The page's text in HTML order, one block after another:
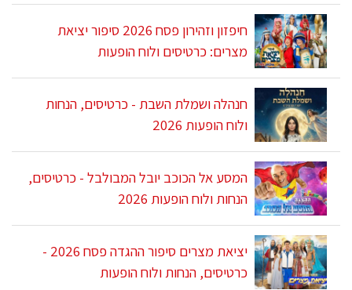
חיפזון וזהירון פסח 2026 סיפור יציאת
מצרים: כרטיסים ולוח הופעות
חנהלה ושמלת השבת - כרטיסים, הנחות
ולוח הופעות 2026
המסע אל הכוכב יובל המבולבל - כרטיסים,
הנחות ולוח הופעות 2026
יציאת מצרים סיפור ההגדה פסח 2026 -
כרטיסים, הנחות ולוח הופעות